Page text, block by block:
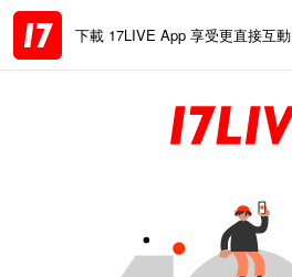
下載 17LIVE App 享受更直接互動